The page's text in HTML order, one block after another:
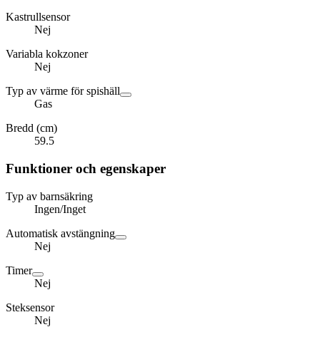
Kastrullsensor
Nej
Variabla kokzoner
Nej
Typ av värme för spishäll
Gas
Bredd (cm)
59.5
Funktioner och egenskaper
Typ av barnsäkring
Ingen/Inget
Automatisk avstängning
Nej
Timer
Nej
Steksensor
Nej